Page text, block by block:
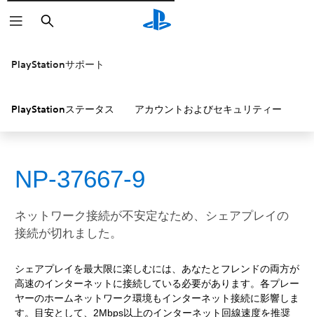
検
索
PlayStationサポート
PlayStationステータス アカウントおよびセキュリティー
NP-37667-9
ネットワーク接続が不安定なため、シェアプレイの
接続が切れました。
シェアプレイを最大限に楽しむには、あなたとフレンドの両方が
高速のインターネットに接続している必要があります。各プレー
ヤーのホームネットワーク環境もインターネット接続に影響しま
す。目安として、2Mbps以上のインターネット回線速度を推奨